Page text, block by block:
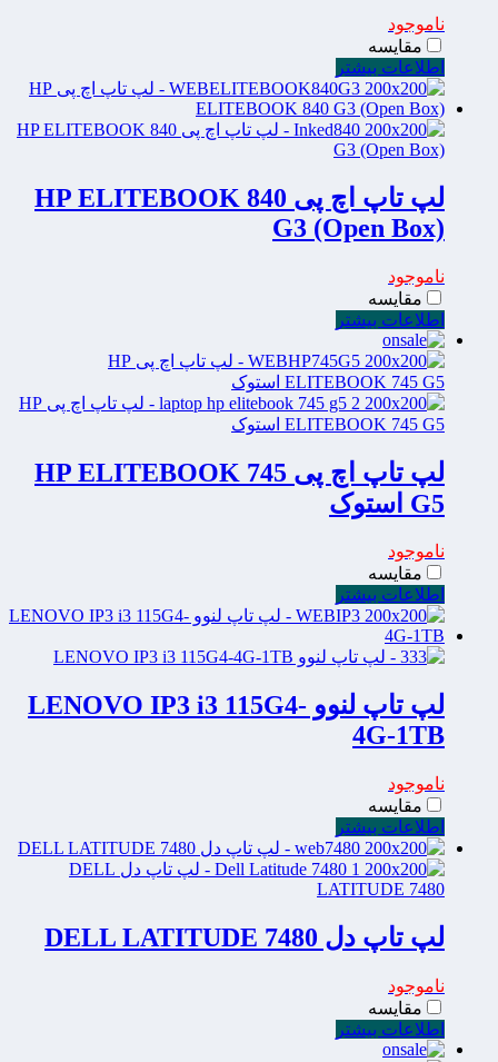
ناموجود
مقایسه
اطلاعات بیشتر
لپ تاپ اچ پی HP ELITEBOOK 840
G3 (Open Box)
ناموجود
مقایسه
اطلاعات بیشتر
لپ تاپ اچ پی HP ELITEBOOK 745
G5 استوک
ناموجود
مقایسه
اطلاعات بیشتر
لپ تاپ لنوو LENOVO IP3 i3 115G4-
4G-1TB
ناموجود
مقایسه
اطلاعات بیشتر
لپ تاپ دل DELL LATITUDE 7480
ناموجود
مقایسه
اطلاعات بیشتر